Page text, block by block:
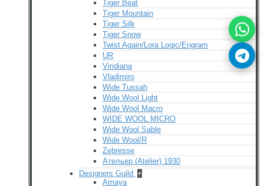
Tiger Beat
Tiger Mountain
Tiger Silk
Tiger Snow
Twist Again/Lora Logic/Engram
UR
Viridiana
Vladimiro
Wide Tussah
Wide Wool Light
Wide Wool Macro
WIDE WOOL MICRO
Wide Wool Sable
Wide Wool/R
Zebresse
Ательер (Atelier) 1930
Designers Guild +
Amaya